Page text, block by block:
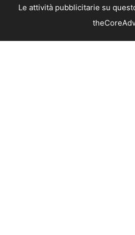
Le attività pubblicitarie su